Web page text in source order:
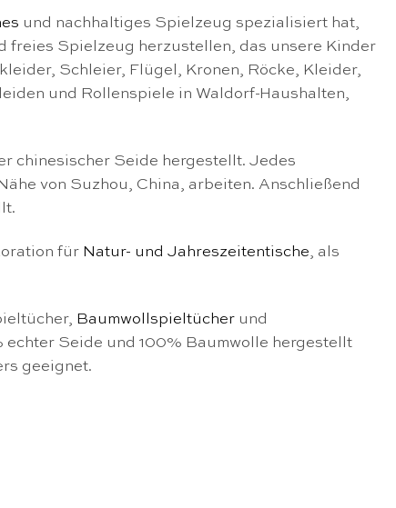
und nachhaltiges Spielzeug spezialisiert hat,
freies Spielzeug herzustellen, das unsere Kinder
Schleier, Flügel, Kronen, Röcke, Kleider,
und Rollenspiele in Waldorf-Haushalten,
chinesischer Seide hergestellt. Jedes
von Suzhou, China, arbeiten. Anschließend
für Natur- und Jahreszeitentische, als
Baumwollspieltücher und
Seide und 100% Baumwolle hergestellt
geeignet.